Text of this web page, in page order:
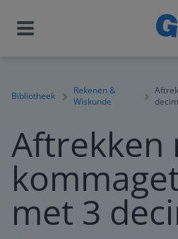
Bibliotheek
Rekenen &
Wiskunde
Aftrekken
met 3